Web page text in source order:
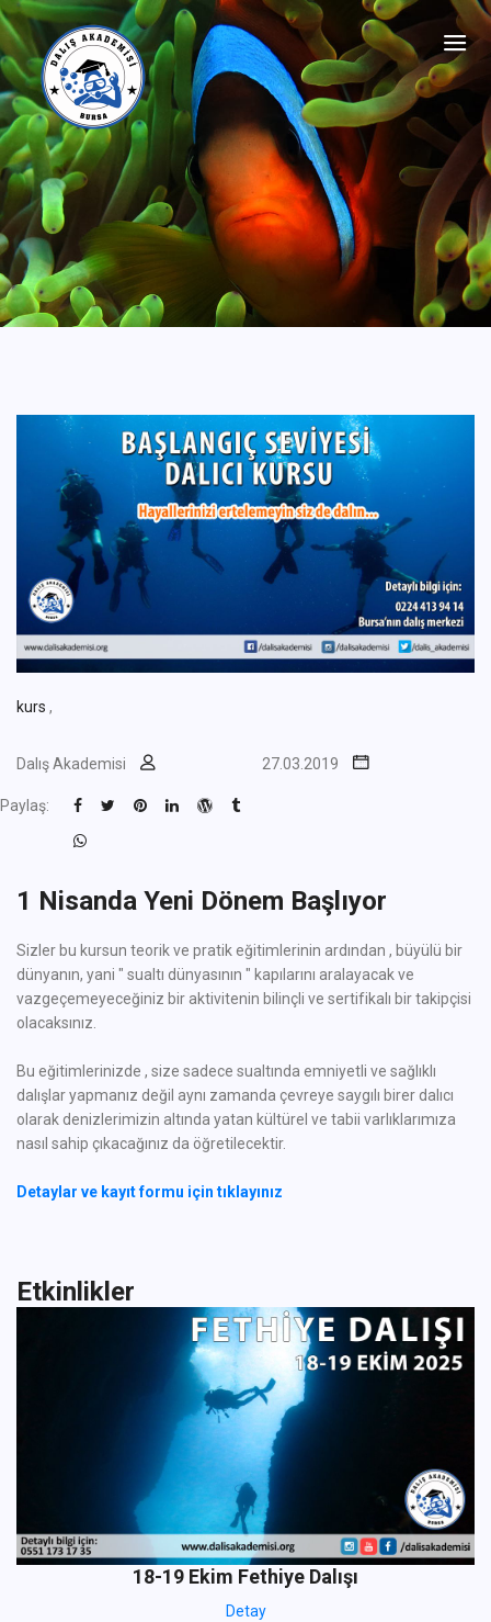
kurs ,
Dalış Akademisi 27.03.2019
Paylaş:
1 Nisanda Yeni Dönem Başlıyor
Sizler bu kursun teorik ve pratik eğitimlerinin ardından , büyülü bir
dünyanın, yani " sualtı dünyasının " kapılarını aralayacak ve
vazgeçemeyeceğiniz bir aktivitenin bilinçli ve sertifikalı bir takipçisi
olacaksınız.
Bu eğitimlerinizde , size sadece sualtında emniyetli ve sağlıklı
dalışlar yapmanız değil aynı zamanda çevreye saygılı birer dalıcı
olarak denizlerimizin altında yatan kültürel ve tabii varlıklarımıza
nasıl sahip çıkacağınız da öğretilecektir.
Detaylar ve kayıt formu için tıklayınız
Etkinlikler
18-19 Ekim Fethiye Dalışı
Detay